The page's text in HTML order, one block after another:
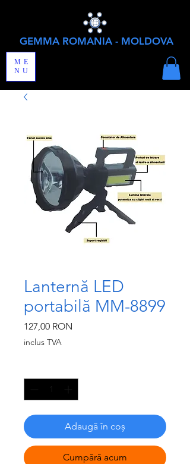
GEMMA ROMANIA - MOLDOVA
ME
NU
Lanternă LED
portabilă MM-8899
127,00 RON
inclus TVA
Adaugă în coș
Cumpără acum